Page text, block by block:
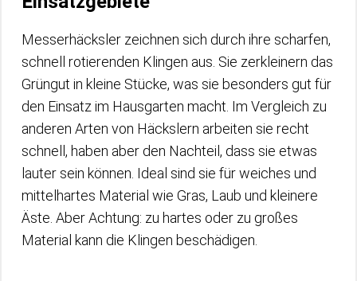
Messerhäcksler zeichnen sich durch ihre scharfen,
schnell rotierenden Klingen aus. Sie zerkleinern das
Grüngut in kleine Stücke, was sie besonders gut für
den Einsatz im Hausgarten macht. Im Vergleich zu
anderen Arten von Häckslern arbeiten sie recht
schnell, haben aber den Nachteil, dass sie etwas
lauter sein können. Ideal sind sie für weiches und
mittelhartes Material wie Gras, Laub und kleinere
Äste. Aber Achtung: zu hartes oder zu großes
Material kann die Klingen beschädigen.